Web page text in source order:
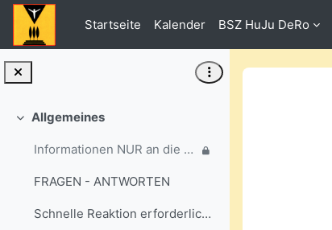
Zum Hauptinhalt
Startseite
Kalender BSZ HuJu DeRo
Einklappen
Allgemeines
Informationen NUR an die ausgewählten Gruppen
FRAGEN - ANTWORTEN
Schnelle Reaktion erforderlich? Dann nutzen Sie bi...